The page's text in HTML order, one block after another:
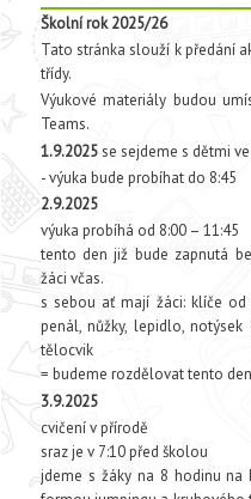
Školní rok 2025/26
Tato stránka slouží k předání
třídy.
Výukové materiály budou
Teams.
1.9.2025se sejdeme s dětmi
- výuka bude probíhat do 8:45
2.9.2025
výuka probíhá od 8:00 – 11:45
tento den již bude zapnutá
žáci včas.
s sebou ať mají žáci: klíče od
penál, nůžky, lepidlo,
tělocvik
= budeme rozdělovat tento
3.9.2025
cvičení v přírodě
sraz je v 7:10 před školou
jdeme s žáky na 8 hodinu na